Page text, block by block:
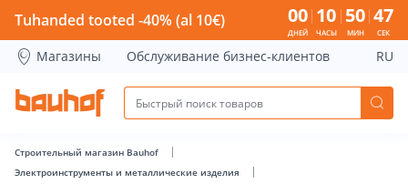
TÖÖKINDAD NITRIILKATTEGA TAMREX GREY DIAMOND 11
Tuhanded tooted -40% (al 10€) 00
ДНЕЙ
10
ЧАСЫ
50
МИН
46
СЕК
Магазины Обслуживание бизнес-клиентов RU
Строительный магазин Bauhof
Электроинструменты и металлические изделия